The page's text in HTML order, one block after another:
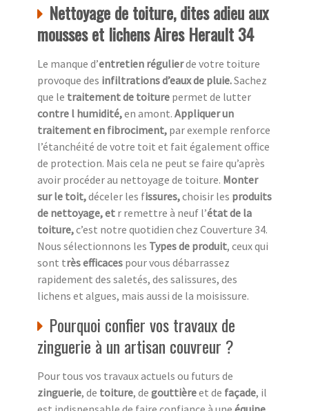
Nettoyage de toiture, dites adieu aux
mousses et lichens Aires Herault 34
Le manque d’entretien régulierde votre toiture
provoque des infiltrations d’eaux de pluie.Sachez
que le traitement de toiture permet de lutter
contre l humidité,en amont. Appliquer un
traitement en fibrociment, par exemple renforce
l’étanchéité de votre toit et fait également office
de protection. Mais cela ne peut se faire qu’après
avoir procéder au nettoyage de toiture. Monter
sur le toit,déceler les fissures,choisir les produits
de nettoyage, et r remettre à neuf l’état de la
toiture,c’est notre quotidien chez Couverture 34.
Nous sélectionnons les Types de produit, ceux qui
sont très efficaces pour vous débarrassez
rapidement des saletés, des salissures, des
lichens et algues, mais aussi de la moisissure.
Pourquoi confier vos travaux de
zinguerie à un artisan couvreur ?
Pour tous vos travaux actuels ou futurs de
zinguerie, de toiture, de gouttièreet de façade, il